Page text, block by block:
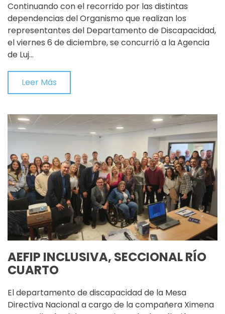
Continuando con el recorrido por las distintas
dependencias del Organismo que realizan los
representantes del Departamento de Discapacidad,
el viernes 6 de diciembre, se concurrió a la Agencia
de Luj…
Leer Más
AEFIP INCLUSIVA, SECCIONAL RÍO
CUARTO
El departamento de discapacidad de la Mesa
Directiva Nacional a cargo de la compañera Ximena